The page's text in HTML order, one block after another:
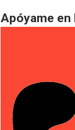
Apóyame en